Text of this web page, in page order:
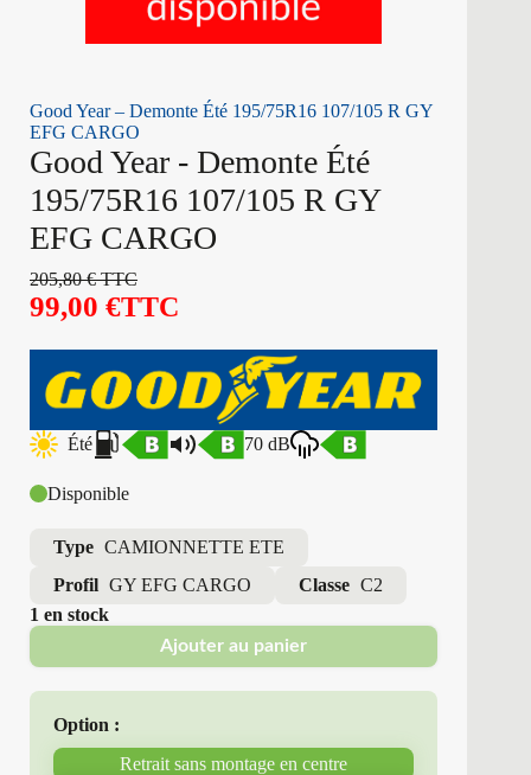
Good Year – Demonte Été 195/75R16 107/105 R GY
EFG CARGO
Good Year - Demonte Été
195/75R16 107/105 R GY
EFG CARGO
205,80€TTC
99,00 €TTC
Été 70 dB
Disponible
Type CAMIONNETTE ETE
Profil GY EFG CARGO Classe C2
1 en stock
Ajouter au panier
Option :
Retrait sans montage en centre